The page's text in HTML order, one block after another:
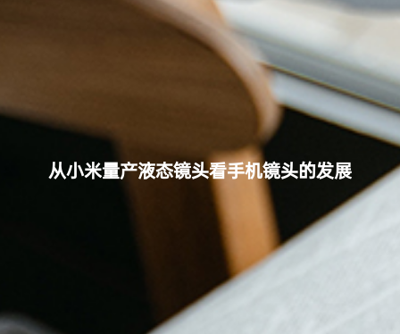
从小米量产液态镜头看手机镜头的发展